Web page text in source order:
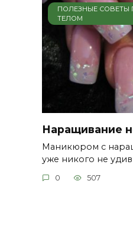
ПОЛЕЗНЫЕ СОВЕТЫ
ТЕЛОМ
Наращивание
Маникюром с
уже никого не
0 507